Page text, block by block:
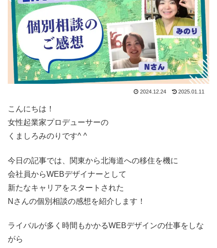
2024.12.24 2025.01.11
こんにちは！
女性起業家プロデューサーの
くましろみのりです^ ^
今日の記事では、関東から北海道への移住を機に
会社員からWEBデザイナーとして
新たなキャリアをスタートされた
Nさんの個別相談の感想を紹介します！
ライバルが多く時間もかかるWEBデザインの仕事をしな
がら